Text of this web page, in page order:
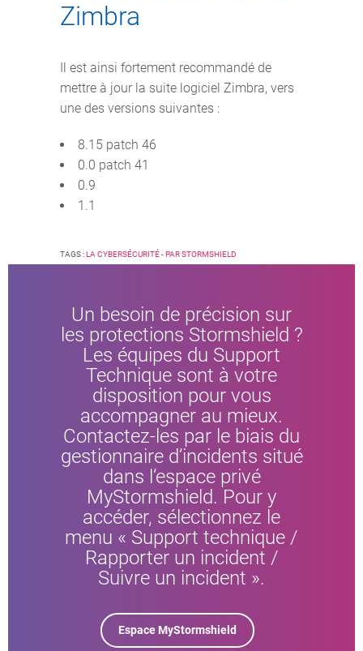
Zimbra
Il est ainsi fortement recommandé de
mettre à jour la suite logiciel Zimbra, vers
une des versions suivantes :
8.15 patch 46
0.0 patch 41
0.9
1.1
TAGS :LA CYBERSÉCURITÉ - PAR STORMSHIELD
Un besoin de précision sur
les protections Stormshield ?
Les équipes du Support
Technique sont à votre
disposition pour vous
accompagner au mieux.
Contactez-les par le biais du
gestionnaire d’incidents situé
dans l’espace privé
MyStormshield. Pour y
accéder, sélectionnez le
menu « Support technique /
Rapporter un incident /
Suivre un incident ».
Espace MyStormshield